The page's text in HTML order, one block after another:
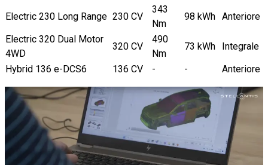
Electric 230 Long Range 230 CV
343
Nm
98 kWh Anteriore
Electric 320 Dual Motor
4WD
320 CV
490
Nm
73 kWh
Integrale
Hybrid 136 e-DCS6
136 CV - - Anteriore